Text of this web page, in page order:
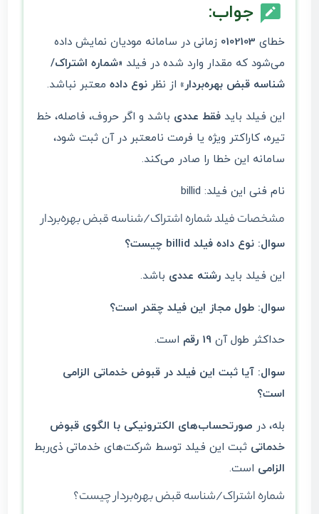
جواب:
خطای 0102103 زمانی در سامانه مودیان نمایش داده
می‌شود که مقدار وارد شده در فیلد «شماره اشتراک/
شناسه قبض بهره‌بردار» از نظر نوع دادهمعتبر نباشد.
این فیلد باید فقط عددی باشد و اگر حروف، فاصله، خط
تیره، کاراکتر ویژه یا فرمت نامعتبر در آن ثبت شود،
سامانه این خطا را صادر می‌کند.
نام فنی این فیلد: billid
مشخصات فیلد شماره اشتراک/شناسه قبض بهره‌بردار
سوال: نوع داده فیلد billid چیست؟
این فیلد باید رشته عددی باشد.
سوال: طول مجاز این فیلد چقدر است؟
حداکثر طول آن 19 رقم است.
سوال: آیا ثبت این فیلد در قبوض خدماتی الزامی
است؟
بله، در صورتحساب‌های الکترونیکی با الگوی قبوض
خدماتی ثبت این فیلد توسط شرکت‌های خدماتی ذی‌ربط
الزامی است.
شماره اشتراک/شناسه قبض بهره‌بردار چیست؟